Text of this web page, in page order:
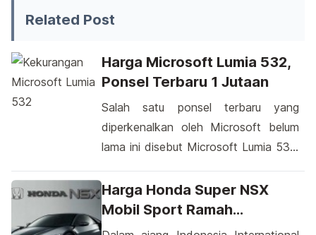
Related Post
Harga Microsoft Lumia 532,
Ponsel Terbaru 1 Jutaan
Salah satu ponsel terbaru yang
diperkenalkan oleh Microsoft belum
lama ini disebut Microsoft Lumia 532.
Lumia yang paling terjangkau saat ini.
Sama halnya dengan beberapa
Harga Honda Super NSX
Mobil Sport Ramah
Lingkungan